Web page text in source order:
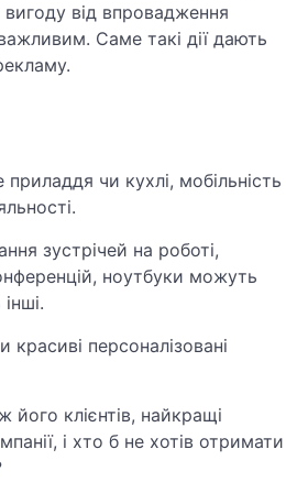
від впровадження
Саме такі дії дають
чи кухлі, мобільність
зустрічей на роботі,
ноутбуки можуть
персоналізовані
його клієнтів, найкращі
і хто б не хотів отримати